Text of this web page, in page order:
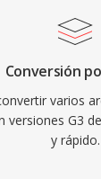
Conversión
varios
versiones G3
y rápido.